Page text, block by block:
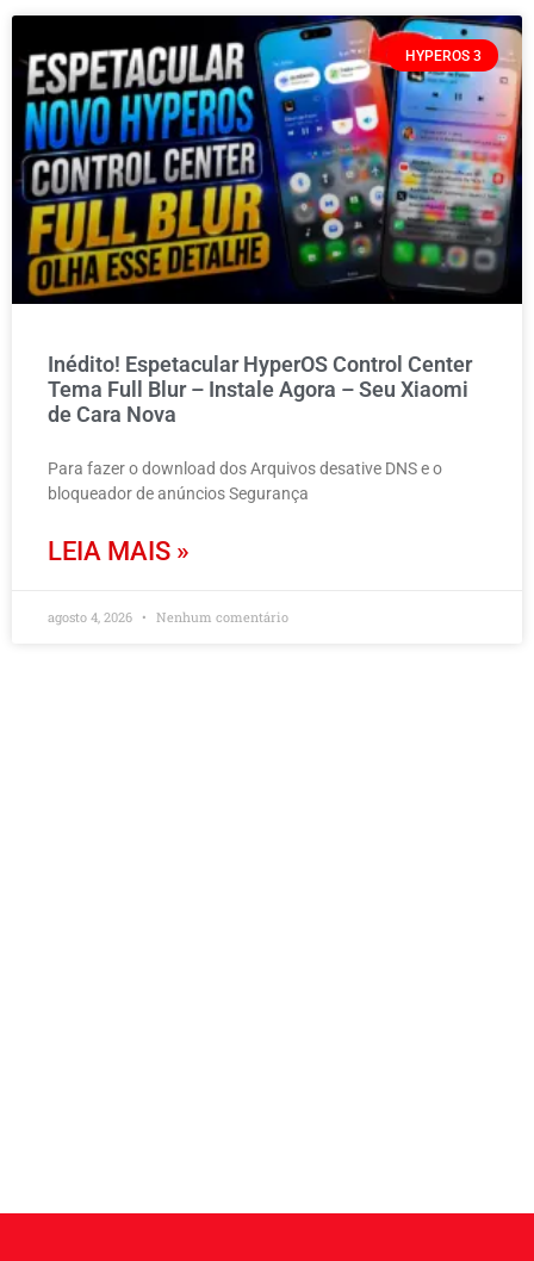
HYPEROS 3
Inédito! Espetacular HyperOS Control Center
Tema Full Blur – Instale Agora – Seu Xiaomi
de Cara Nova
Para fazer o download dos Arquivos desative DNS e o
bloqueador de anúncios Segurança
LEIA MAIS »
agosto 4, 2026 Nenhum comentário